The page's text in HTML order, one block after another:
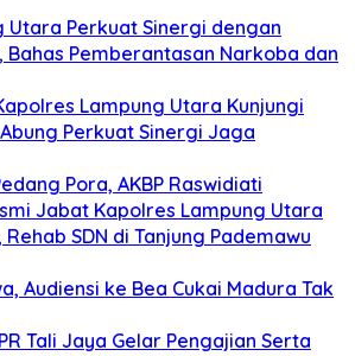
Utara Perkuat Sinergi dengan
Bahas Pemberantasan Narkoba dan
Lampung Utara Kunjungi
Perkuat Sinergi Jaga
Pora, AKBP Raswidiati
Jabat Kapolres Lampung Utara
SDN di Tanjung Pademawu
Audiensi ke Bea Cukai Madura Tak
Tali Jaya Gelar Pengajian Serta